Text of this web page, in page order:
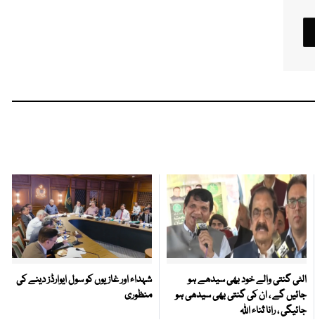
الٹی گنتی والے خود بھی سیدھے ہو
جائیں گے ، ان کی گنتی بھی سیدھی ہو
جائیگی ، رانا ثناء اللہ
شہداء اور غازیوں کو سول ایوارڈز دینے کی
منظوری